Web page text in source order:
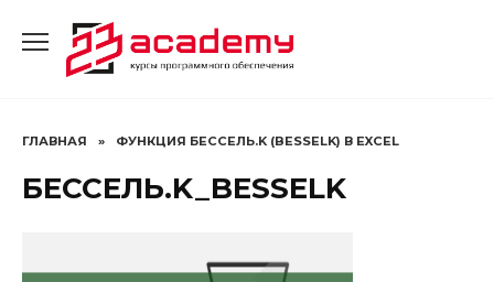
содержанию
ГЛАВНАЯ » ФУНКЦИЯ БЕССЕЛЬ.K (BESSELK) В EXCEL
БЕССЕЛЬ.K_BESSELK